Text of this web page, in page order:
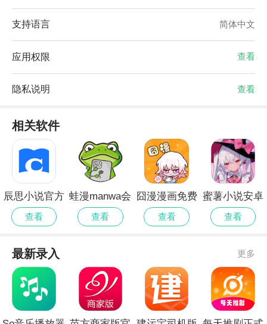
支持语言 简体中文
应用权限 查看
隐私说明 查看
相关软件
辰思小说官方
正版
查看
蛙漫manwa会
员免登录
查看
囧漫漫画免费
正版
查看
蜜薯小说安卓
版
查看
最新录入 更多